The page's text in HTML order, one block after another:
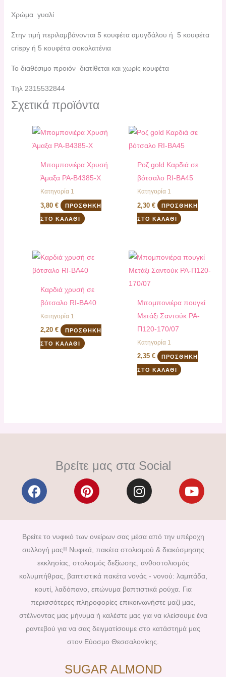
Χρώμα γυαλί
Στην τιμή περιλαμβάνονται 5 κουφέτα αμυγδάλου ή 5 κουφέτα
crispy ή 5 κουφέτα σοκολατένια
Το διαθέσιμο προιόν διατίθεται και χωρίς κουφέτα
Τηλ 2315532844
Σχετικά προϊόντα
Μπομπονιέρα Χρυσή
Άμαξα PA-Β4385-Χ
Κατηγορία 1
3,80€ ΠΡΟΣΘΉΚΗ
ΣΤΟ ΚΑΛΆΘΙ
Ροζ gold Καρδιά σε
βότσαλο RI-ΒΑ45
Κατηγορία 1
2,30 € ΠΡΟΣΘΉΚΗ
ΣΤΟ ΚΑΛΆΘΙ
Καρδιά χρυσή σε
βότσαλο RI-ΒΑ40
Κατηγορία 1
2,20€ ΠΡΟΣΘΉΚΗ
ΣΤΟ ΚΑΛΆΘΙ
Mπομπονιέρα πουγκί
Μετάξι Σαντούκ PA-
Π120-170/07
Κατηγορία 1
2,35 € ΠΡΟΣΘΉΚΗ
ΣΤΟ ΚΑΛΆΘΙ
Βρείτε μας στα Social
F
a
e
b
o
o
k
P
i
t
e
r
e
s
t
I
n
t
a
g
r
a
m
Y
o
t
u
b
Βρείτε το νυφικό των ονείρων σας μέσα από την υπέροχη
συλλογή μας!! Νυφικά, πακέτα στολισμού & διακόσμησης
εκκλησίας, στολισμός δεξίωσης, ανθοστολισμός
κολυμπήθρας, βαπτιστικά πακέτα νονάς - νονού: λαμπάδα,
κουτί, λαδόπανο, επώνυμα βαπτιστικά ρούχα. Για
περισσότερες πληροφορίες επικοινωνήστε μαζί μας,
στέλνοντας μας μήνυμα ή καλέστε μας για να κλείσουμε ένα
ραντεβού για να σας δειγματίσουμε στο κατάστημά μας
στον Εύοσμο Θεσσαλονίκης.
SUGAR ALMOND